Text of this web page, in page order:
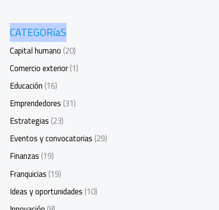
CATEGORíaS
Capital humano(20)
Comercio exterior(1)
Educación(16)
Emprendedores(31)
Estrategias(23)
Eventos y convocatorias(29)
Finanzas(19)
Franquicias(19)
Ideas y oportunidades(10)